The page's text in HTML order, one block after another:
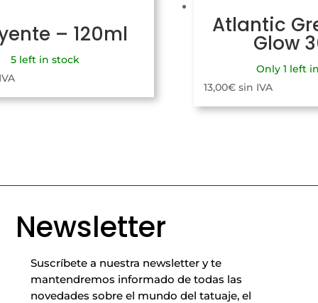
– 120ml
5 left in stock
Atlantic
Glow
Only 1 left
13,00€ sin IVA
Newsletter
Suscríbete a nuestra newsletter y te
mantendremos informado de todas las
novedades sobre el mundo del tatuaje, el